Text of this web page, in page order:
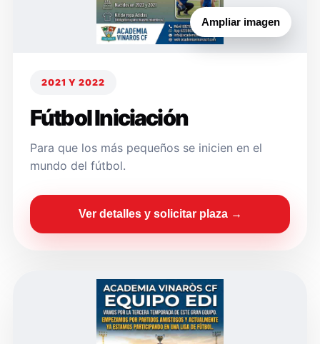
Ampliar imagen
2021 Y 2022
Fútbol Iniciación
Para que los más pequeños se inicien en el
mundo del fútbol.
Ver detalles y solicitar plaza →